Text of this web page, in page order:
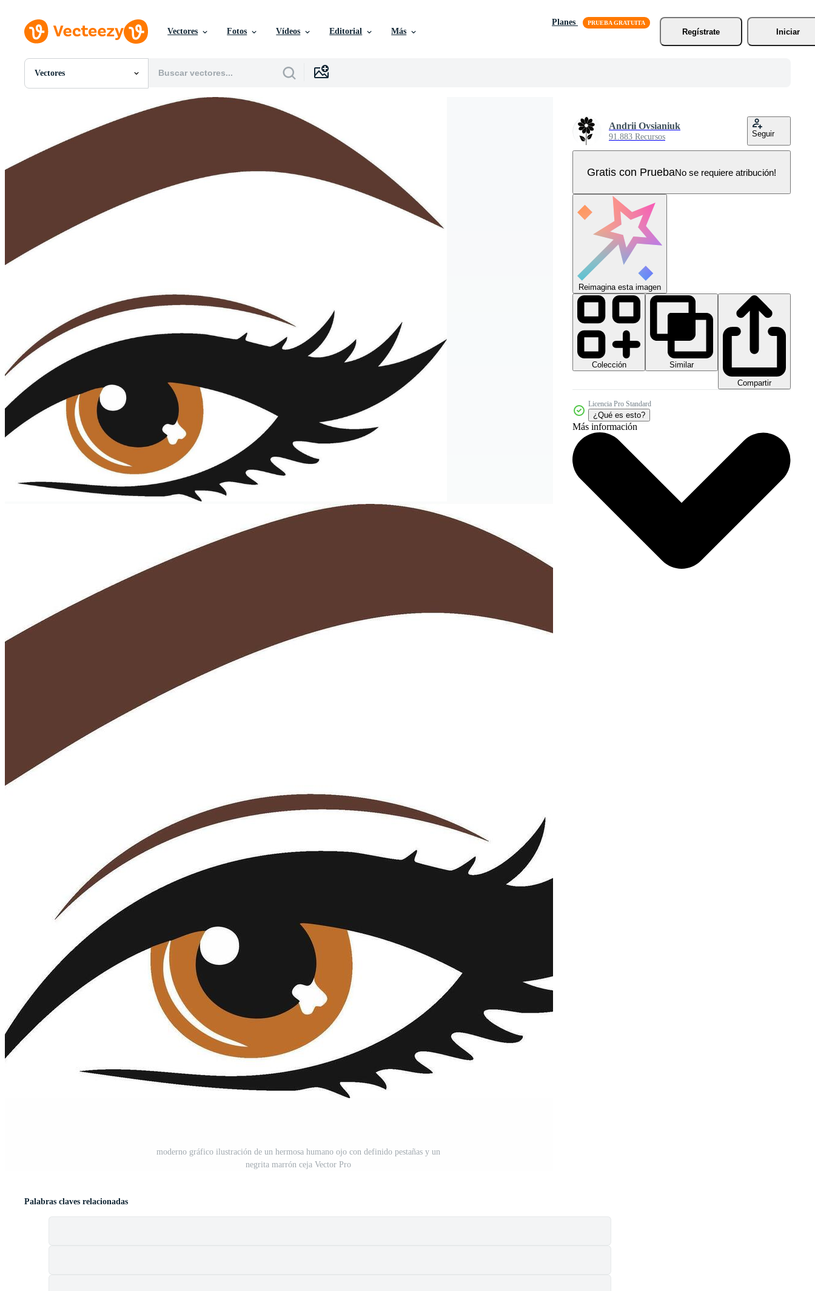
Vectores Fotos Vídeos Editorial Más
Planes
Regístrate
Iniciar
Vectores
Todas Imágenes
SVGs
Imágenes Editoriales
Eventos Editoriales
moderno gráfico ilustración de un hermosa humano ojo con definido pestañas y un
negrita marrón ceja Vector Pro
Andrii Ovsianiuk
91.883 Recursos Seguir
Gratis con PruebaNo se requiere atribución!
Reimagina esta imagen
Colección
Similar
Compartir
Licencia Pro Standard
¿Qué es esto?
Más información
Palabras claves relacionadas